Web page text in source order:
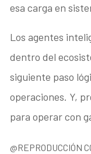
esa carga en
Los agentes
dentro del
siguiente paso
operaciones. Y,
para operar con
@REPRODUCCIÓN